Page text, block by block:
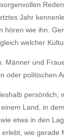
Jahr
hören wie ihn.
welcher
Männer und
oder politischen
Land, in
etwa in den
wie